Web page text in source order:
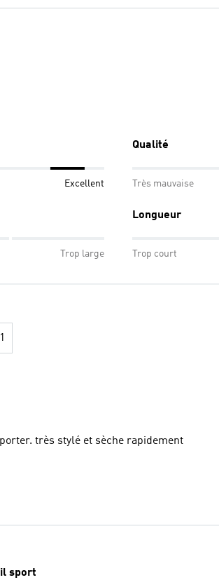
Excellent
Qualité
Très mauvaise
Trop large
Longueur
Trop court
1
très stylé et sèche rapidement
sport